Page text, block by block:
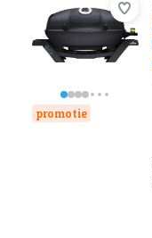
promotie